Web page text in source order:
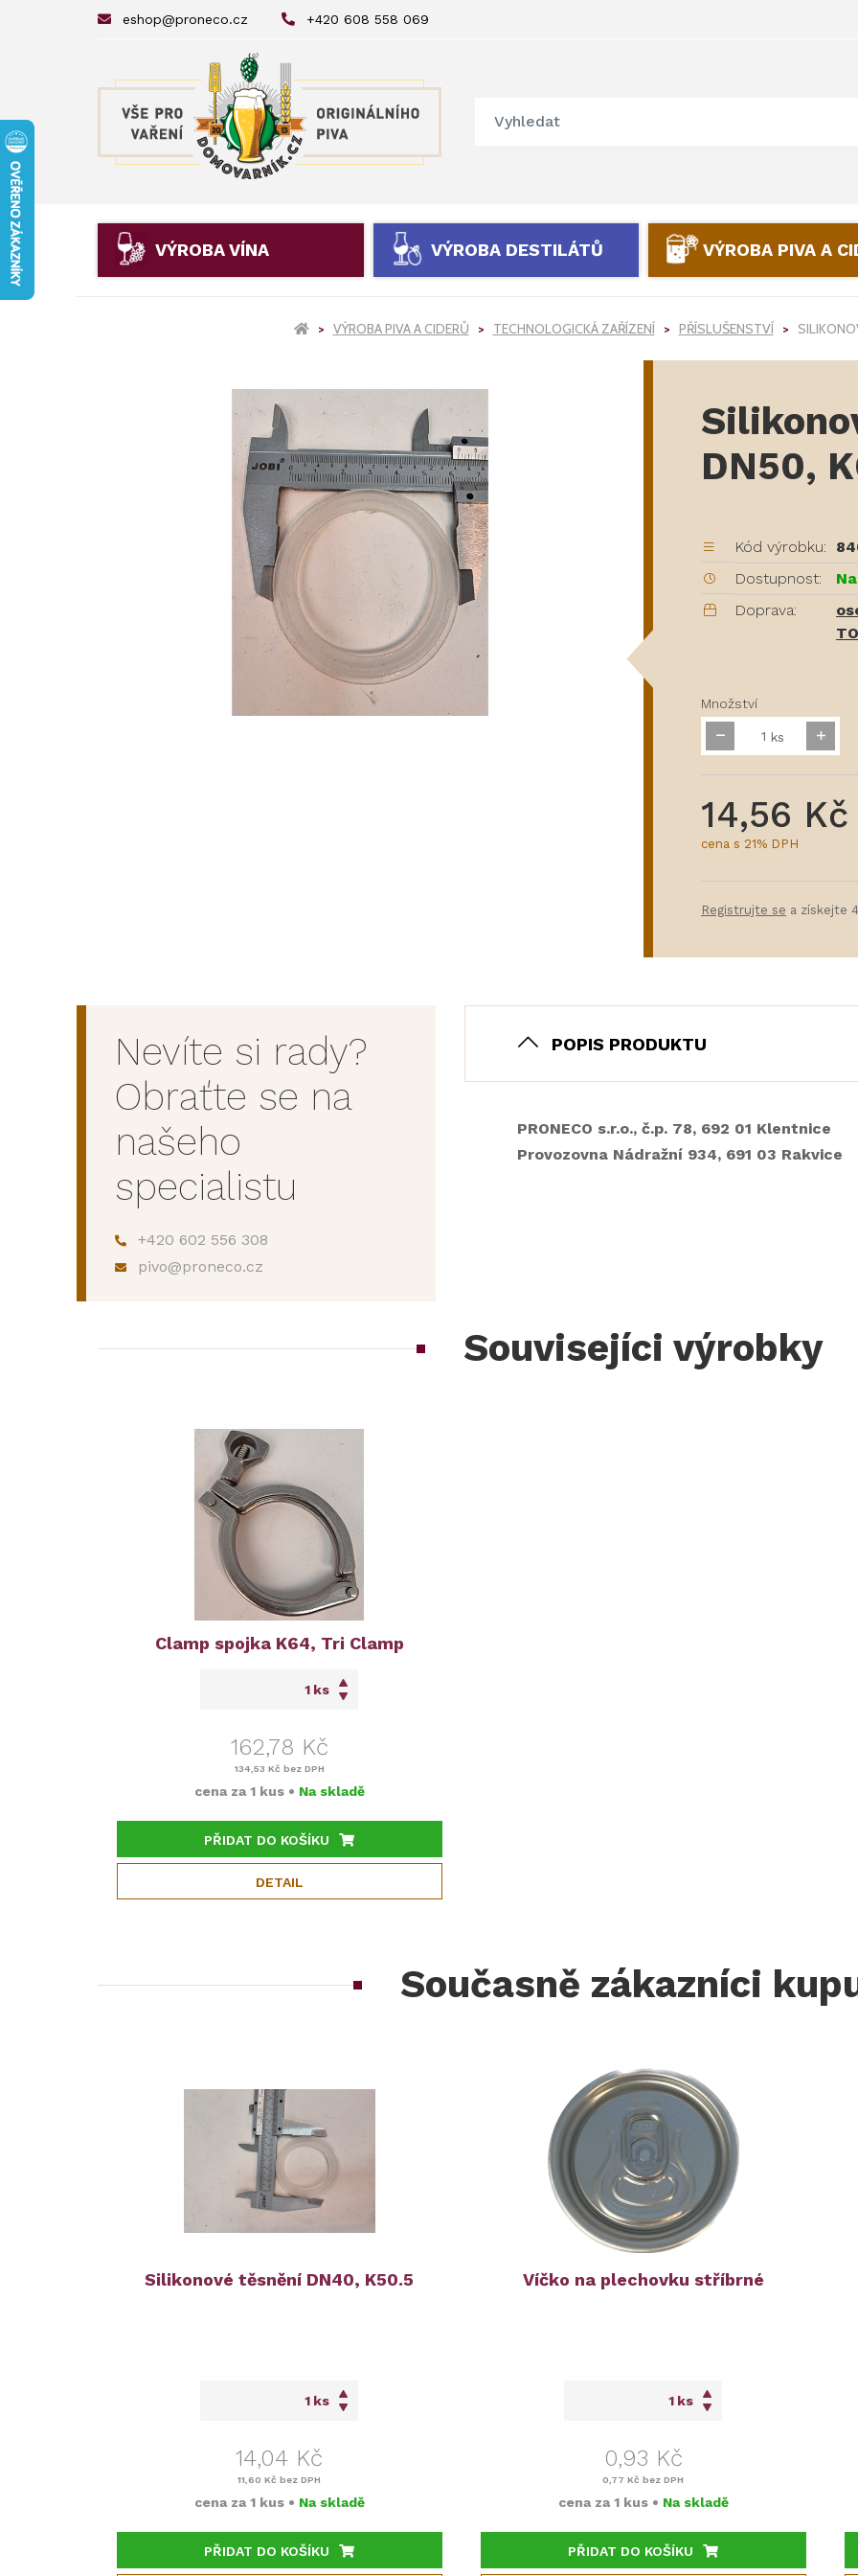
eshop@proneco.cz +420 608 558 069
VÝROBA VÍNA VÝROBA DESTILÁTŮ VÝROBA PIVA A
VÝROBA PIVA A CIDERŮ TECHNOLOGICKÁ ZAŘÍZENÍ PŘÍSLUŠENSTVÍ
DN50,
Kód výrobku:
Dostupnost:
Doprava:
Množství
ks
14,56 Kč
cena s 21% DPH
Registrujte se a získejte
Nevíte si rady?
Obraťte se na
našeho
specialistu
+420 602 556 308
pivo@proneco.cz
POPIS PRODUKTU
PRONECO s.r.o., č.p. 78, 692 01 Klentnice
Provozovna Nádražní 934, 691 03 Rakvice
Souvisejíci výrobky
Clamp spojka K64, Tri Clamp
ks
162,78 Kč
134,53 Kč bez DPH
cena za 1 kus • Na skladě
PŘIDAT DO KOŠÍKU
DETAIL
Současně zákazníci
Silikonové těsnění DN40, K50.5
ks
14,04 Kč
11,60 Kč bez DPH
cena za 1 kus • Na skladě
PŘIDAT DO KOŠÍKU
Víčko na plechovku stříbrné
ks
0,93 Kč
0,77 Kč bez DPH
cena za 1 kus • Na skladě
PŘIDAT DO KOŠÍKU